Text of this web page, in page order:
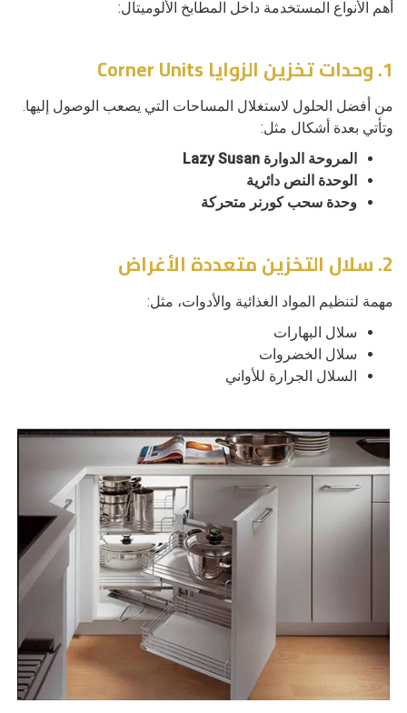
أهم الأنواع المستخدمة داخل المطابخ الألوميتال:
1. وحدات تخزين الزوايا Corner Units
من أفضل الحلول لاستغلال المساحات التي يصعب الوصول إليها.
وتأتي بعدة أشكال مثل:
المروحة الدوارة Lazy Susan
الوحدة النص دائرية
وحدة سحب كورنر متحركة
2. سلال التخزين متعددة الأغراض
مهمة لتنظيم المواد الغذائية والأدوات، مثل:
سلال البهارات
سلال الخضروات
السلال الجرارة للأواني